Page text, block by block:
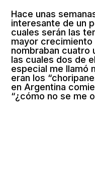
Hace unas
interesante de un
cuales serán las
mayor crecimiento
nombraban cuatro
las cuales dos de
especial me llamó
eran los
en Argentina
“¿cómo no se me